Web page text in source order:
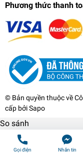
Phương thức thanh
© Bản quyền thuộc về
cấp bởiSapo
So sánh
Best
Gọi điện Nhắn tin